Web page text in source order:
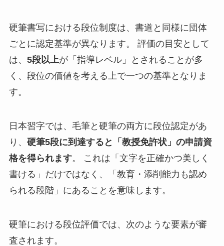
硬筆書写における段位制度は、書道と同様に団体
ごとに認定基準が異なります。 評価の目安として
は、 5段以上が「指導レベル」とされることが多
く、段位の価値を考える上で一つの基準となりま
す。
日本習字では、毛筆と硬筆の両方に段位認定があ
り、 硬筆5段に到達すると「教授免許状」の申請資
格を得られます。 これは「文字を正確かつ美しく
書ける」だけではなく、「教育・添削能力も認め
られる段階」にあることを意味します。
硬筆における段位評価では、次のような要素が審
査されます。